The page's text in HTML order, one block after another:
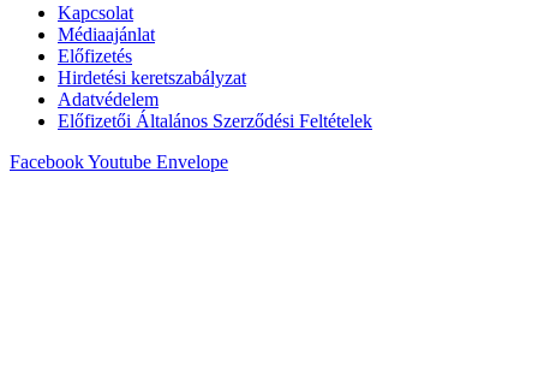
Kapcsolat
Médiaajánlat
Előfizetés
Hirdetési keretszabályzat
Adatvédelem
Előfizetői Általános Szerződési Feltételek
FacebookYoutube Envelope